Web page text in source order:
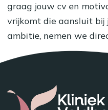
graag jouw cv en
vrijkomt die aansluit bij
ambitie, nemen we